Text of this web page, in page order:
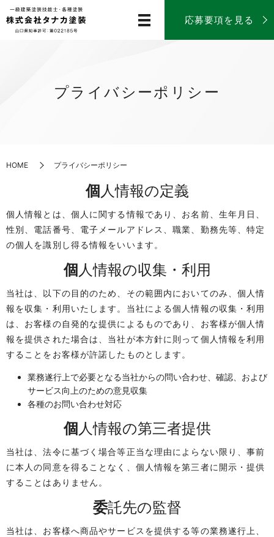
応募要項を見る
プライバシーポリシー
HOME プライバシーポリシー
個人情報の定義
個人情報とは、個人に関する情報であり、お名前、生年月日、
性別、電話番号、電子メールアドレス、職業、勤務先等、特定
の個人を識別し得る情報をいいます。
個人情報の収集・利用
当社は、以下の目的のため、その範囲内においてのみ、個人情
報を収集・利用いたします。当社による個人情報の収集・利用
は、お客様の自発的な提供によるものであり、お客様が個人情
報を提供された場合は、当社が本方針に則って個人情報を利用
することをお客様が許諾したものとします。
業務遂行上で必要となる当社からの問い合わせ、確認、および
サービス向上のための意見収集
各種のお問い合わせ対応
個人情報の第三者提供
当社は、法令に基づく場合等正当な理由によらない限り、事前
に本人の同意を得ることなく、個人情報を第三者に開示・提供
することはありません。
委託先の監督
当社は、お客様へ商品やサービスを提供する等の業務遂行上、